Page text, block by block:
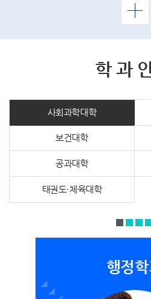
학 과
사회과학대학
행정
보건대학
공과대학
태권도·체육대학